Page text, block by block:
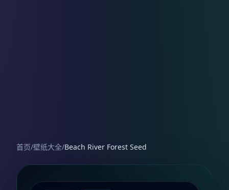
首页/壁纸大全/Beach River Forest Seed